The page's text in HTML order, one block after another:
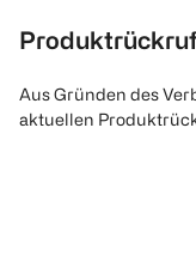
Aus Gründen des
aktuellen